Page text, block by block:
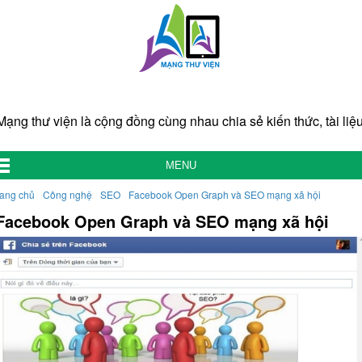
thư viện là cộng đồng cùng nhau chia sẻ kiến thức, tài
MENU
chủ Công nghệ SEO Facebook Open Graph và SEO mạng xã hội
Open Graph và SEO mạng xã hội